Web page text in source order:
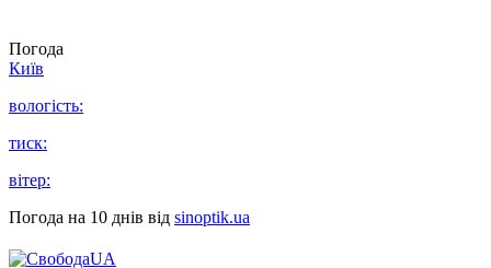
Погода
Київ
вологість:
тиск:
вітер:
Погода на 10 днів від sinoptik.ua